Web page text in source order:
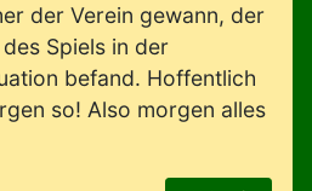
der Verein gewann, der
Spiels in der
befand. Hoffentlich
so! Also morgen alles